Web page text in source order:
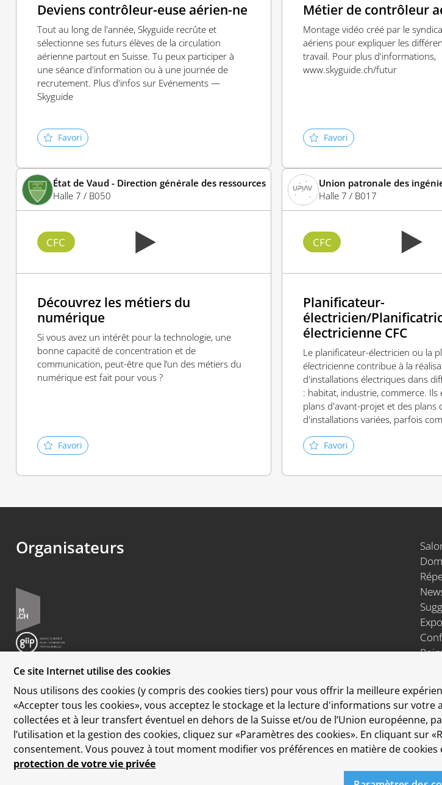
Deviens contrôleur-euse aérien-ne
Tout au long de l'année, Skyguide recrûte et
sélectionne ses futurs élèves de la circulation
aérienne partout en Suisse. Tu peux participer à
une séance d'information ou à une journée de
recrutement. Plus d'infos sur Evénements —
Skyguide
Favori
Métier de contrôleur
Montage vidéo créé par le
aériens pour expliquer les
travail. Pour plus d'informations,
www.skyguide.ch/futur
Favori
État de Vaud - Direction générale des ressources humaines
Halle 7 / B050
CFC
Découvrez les métiers du
numérique
Si vous avez un intérêt pour la technologie, une
bonne capacité de concentration et de
communication, peut-être que l’un des métiers du
numérique est fait pour vous ?
Favori
Union patronale des
Halle 7 / B017
CFC
Planificateur-
électricien/
électricienne CFC
Le planificateur-électricien ou la
électricienne contribue à la
d'installations électriques dans
: habitat, industrie, commerce. Ils
plans d'avant-projet et des plans
d'installations variées, parfois
Favori
Organisateurs
Protection des données
Disclaimer
Contact
Paramètres des cookies
Développement durable
Ce site Internet utilise des cookies
Nous utilisons des cookies (y compris des cookies tiers) pour vous offrir la meilleure
«Accepter tous les cookies», vous acceptez le stockage et la lecture d'informations sur
collectées et à leur transfert éventuel en dehors de la Suisse et/ou de l’Union européenne,
l’utilisation et la gestion des cookies, cliquez sur «Paramètres des cookies». En cliquant sur
consentement. Vous pouvez à tout moment modifier vos préférences en matière de cookies
protection de votre vie privée